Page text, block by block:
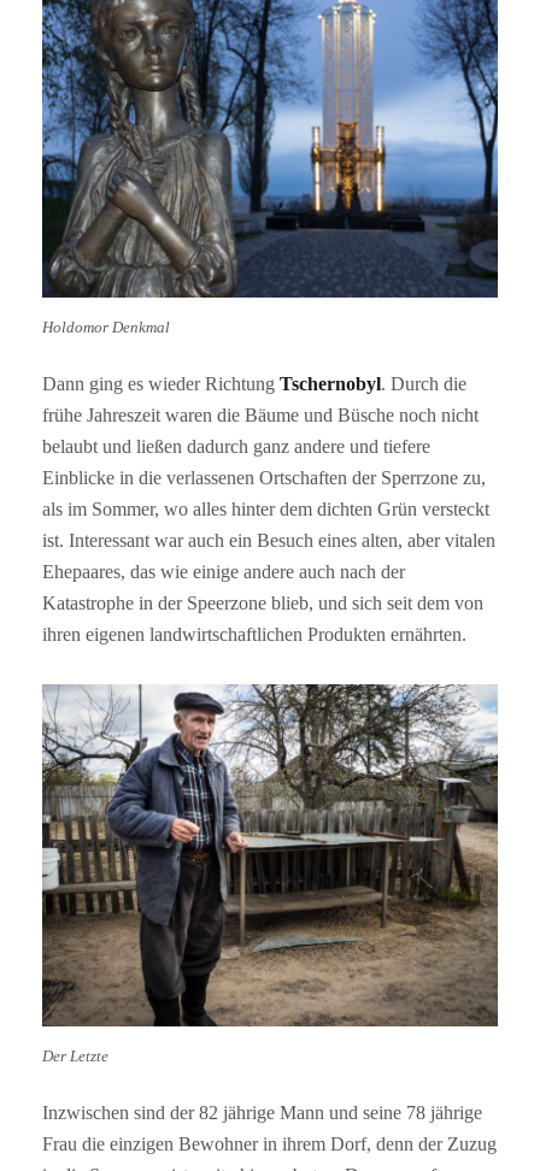
Holdomor Denkmal
Dann ging es wieder Richtung Tschernobyl. Durch die
frühe Jahreszeit waren die Bäume und Büsche noch nicht
belaubt und ließen dadurch ganz andere und tiefere
Einblicke in die verlassenen Ortschaften der Sperrzone zu,
als im Sommer, wo alles hinter dem dichten Grün versteckt
ist. Interessant war auch ein Besuch eines alten, aber vitalen
Ehepaares, das wie einige andere auch nach der
Katastrophe in der Speerzone blieb, und sich seit dem von
ihren eigenen landwirtschaftlichen Produkten ernährten.
Der Letzte
Inzwischen sind der 82 jährige Mann und seine 78 jährige
Frau die einzigen Bewohner in ihrem Dorf, denn der Zuzug